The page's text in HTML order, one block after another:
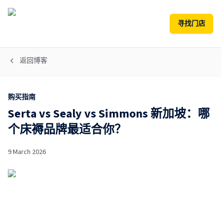
寻找门店
返回博客
购买指南
Serta vs Sealy vs Simmons 新加坡：哪
个床褥品牌最适合你？
9 March 2026